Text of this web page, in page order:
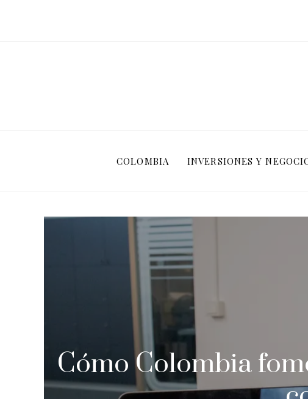
COLOMBIA INVERSIONES Y
Cómo Colombia